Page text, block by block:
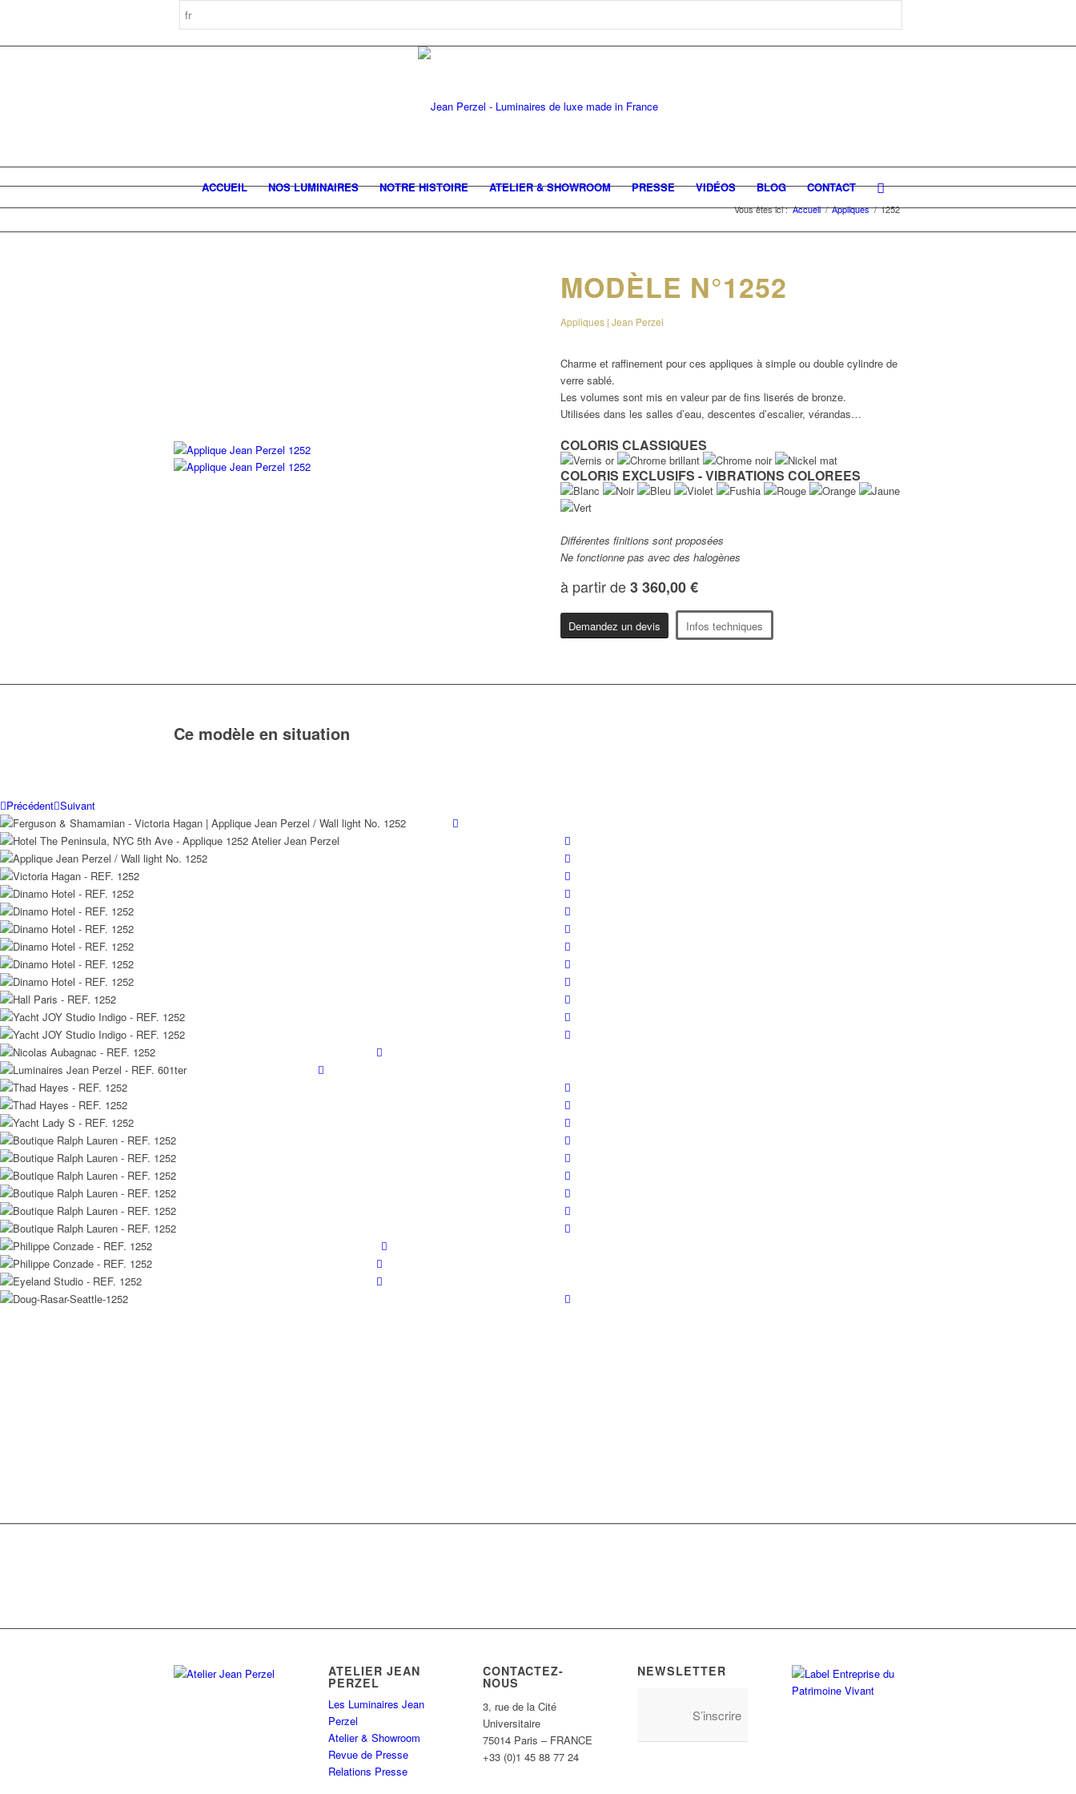
ACCUEIL NOS LUMINAIRES NOTRE HISTOIRE ATELIER & SHOWROOM PRESSE VIDÉOS BLOG CONTACT
Vous êtes ici : Accueil / Appliques / 1252
MODÈLE N°1252
Appliques | Jean Perzel
Charme et raffinement pour ces appliques à simple ou double cylindre de
verre sablé.
Les volumes sont mis en valeur par de fins liserés de bronze.
Utilisées dans les salles d’eau, descentes d’escalier, vérandas…
COLORIS CLASSIQUES
COLORIS EXCLUSIFS - VIBRATIONS COLOREES
Différentes finitions sont proposées
Ne fonctionne pas avec des halogènes
à partir de3 360,00 €
Demandez un devis Infos techniques
Ce modèle en situation
Précédent Suivant
ATELIER JEAN
PERZEL
Les Luminaires Jean
Perzel
Atelier & Showroom
Revue de Presse
Relations Presse
CONTACTEZ-
NOUS
3, rue de la Cité
Universitaire
75014 Paris – FRANCE
+33 (0)1 45 88 77 24
NEWSLETTER
S’inscrire